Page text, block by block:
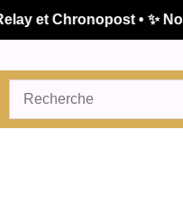
Chronopost • ✨